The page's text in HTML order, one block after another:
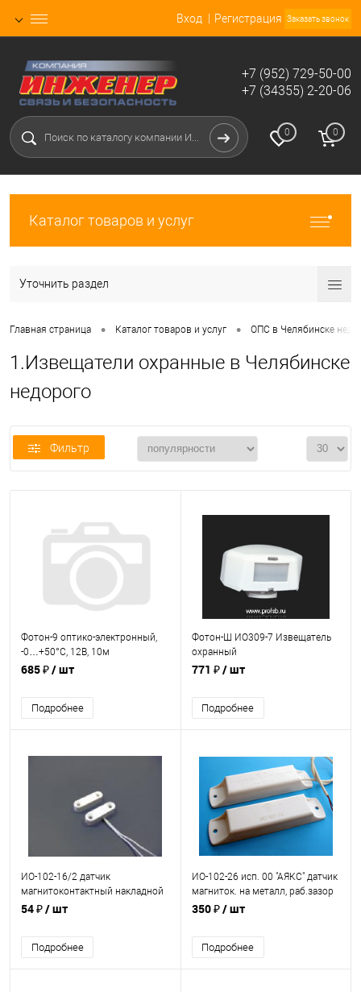
Вход Регистрация Заказать звонок
+7 (952) 729-50-00
+7 (34355) 2-20-06
0 0
Каталог товаров и услуг
Уточнить раздел
Главная страница • Каталог товаров и услуг • ОПС в Челябинске
1.Извещатели охранные в Челябинске
недорого
Фильтр
Фотон-9 оптико-электронный,
-0…+50°С, 12В, 10м
685 ₽/ шт
Подробнее
Фотон-Ш ИО309-7 Извещатель
охранный
771 ₽/ шт
Подробнее
ИО-102-16/2 датчик
магнитоконтактный накладной
миниатюрный (длина 35мм)
54 ₽/ шт
Подробнее
ИО-102-26 исп. 00 "АЯКС" датчик
магниток. на металл, раб.зазор
до 50мм, провод 350 мм
350 ₽/ шт
Подробнее